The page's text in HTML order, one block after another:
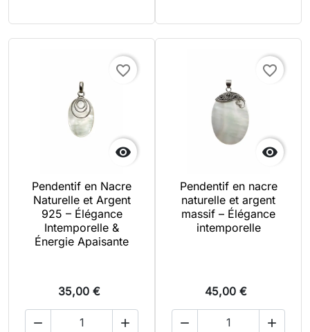

favorite_border
Pendentif en Nacre
Naturelle et Argent
925 – Élégance
Intemporelle &
Énergie Apaisante
35,00 €
 

favorite_border
Pendentif en nacre
naturelle et argent
massif – Élégance
intemporelle
45,00 €
 